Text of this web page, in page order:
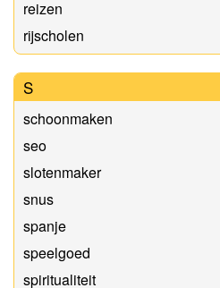
reizen
rijscholen
S
schoonmaken
seo
slotenmaker
snus
spanje
speelgoed
spiritualiteit